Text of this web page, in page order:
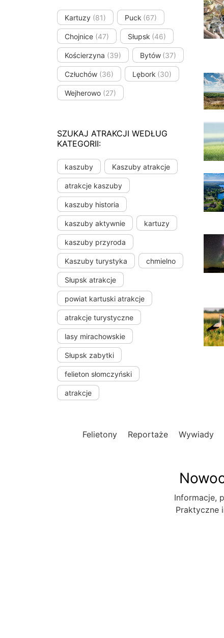
Kartuzy (81) Puck (67)
Chojnice (47) Słupsk (46)
Kościerzyna (39) Bytów (37)
Człuchów (36) Lębork (30)
Wejherowo (27)
SZUKAJ ATRAKCJI WEDŁUG
KATEGORII:
kaszuby Kaszuby atrakcje
atrakcje kaszuby
kaszuby historia
kaszuby aktywnie kartuzy
kaszuby przyroda
Kaszuby turystyka chmielno
Słupsk atrakcje
powiat kartuski atrakcje
atrakcje turystyczne
lasy mirachowskie
Słupsk zabytki
felieton słomczyński
atrakcje
Felietony Reportaże Wywiady
Informacje,
Praktyczne